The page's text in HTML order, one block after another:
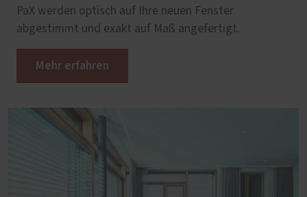
PaX werden optisch auf Ihre neuen Fenster
abgestimmt und exakt auf Maß angefertigt.
Mehr erfahren